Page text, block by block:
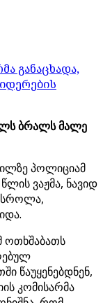
განაცხადა,
ბრალს მალე
პოლიციამ
ვაჟმა, ნავიდ
ოთხშაბათს
წაუყენებდნენ,
კომისარმა